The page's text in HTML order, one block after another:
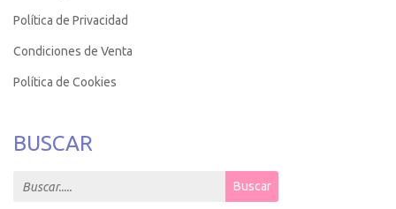
Política de Privacidad
Condiciones de Venta
Política de Cookies
BUSCAR
Search for: Buscar